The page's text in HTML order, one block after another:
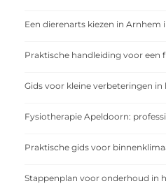
Een dierenarts kiezen in Arnhem
Praktische handleiding voor een
Gids voor kleine verbeteringen in
Fysiotherapie Apeldoorn:
Praktische gids voor
Stappenplan voor onderhoud in